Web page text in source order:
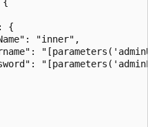
{
"inner",